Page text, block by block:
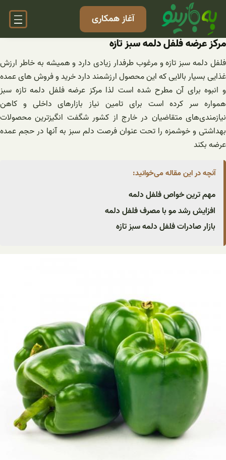
محتوا
آغاز همکاری
مرکز عرضه فلفل دلمه سبز تازه
فلفل دلمه سبز تازه و مرغوب طرفدار زیادی دارد و همیشه به خاطر ارزش
غذایی بسیار بالایی که این محصول ارزشمند دارد خرید و فروش های عمده
و انبوه برای آن مطرح شده است لذا مرکز عرضه فلفل دلمه تازه سبز
همواره سر کرده است برای تامین نیاز بازارهای داخلی و کاهن
نیازمندی‌های متقاضیان در خارج از کشور شگفت انگیزترین محصولات
بهداشتی و خوشمزه را تحت عنوان فرصت دلم سبز به آنها در حجم عمده
عرضه بکند
آنچه در این مقاله می‌خوانید:
مهم ترین خواص فلفل دلمه
افزایش رشد مو با مصرف فلفل دلمه
بازار صادرات فلفل دلمه سبز تازه